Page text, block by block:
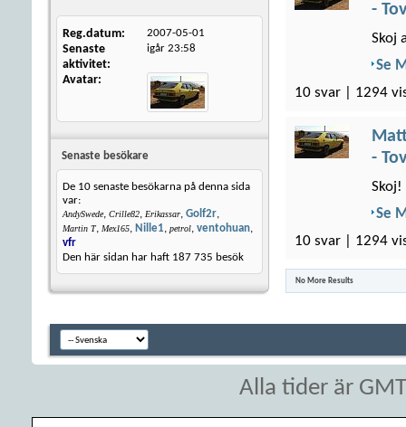
Reg.datum 2007-05-01
Senaste
aktivitet
igår 23:58
Avatar
Senaste besökare
De 10 senaste besökarna på denna sida
var:
AndySwede, Crille82, Erikassar, Golf2r,
Martin T, Mex165, Nille1, petrol, ventohuan,
vfr
Den här sidan har haft 187 735 besök
-
Skoj
Se
10 svar | 1294
-
Se
10 svar | 1294
No More Results
Alla tider är